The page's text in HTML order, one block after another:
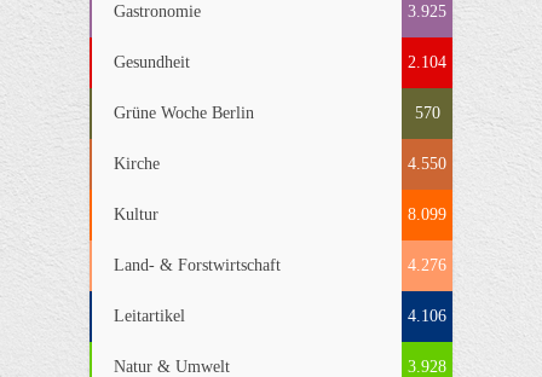
Gastronomie 3.925
Gesundheit 2.104
Grüne Woche Berlin 570
Kirche 4.550
Kultur 8.099
Land- & Forstwirtschaft 4.276
Leitartikel 4.106
Natur & Umwelt 3.928